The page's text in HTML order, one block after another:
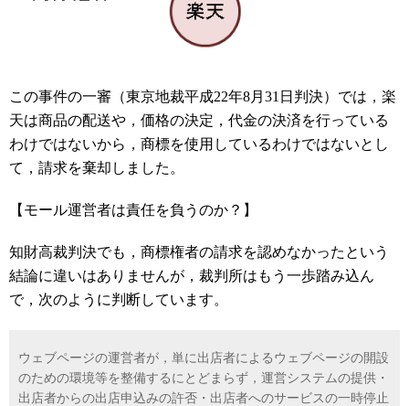
この事件の一審（東京地裁平成22年8月31日判決）では，楽
天は商品の配送や，価格の決定，代金の決済を行っている
わけではないから，商標を使用しているわけではないとし
て，請求を棄却しました。
【モール運営者は責任を負うのか？】
知財高裁判決でも，商標権者の請求を認めなかったという
結論に違いはありませんが，裁判所はもう一歩踏み込ん
で，次のように判断しています。
ウェブページの運営者が，単に出店者によるウェブページの開設
のための環境等を整備するにとどまらず，運営システムの提供・
出店者からの出店申込みの許否・出店者へのサービスの一時停止